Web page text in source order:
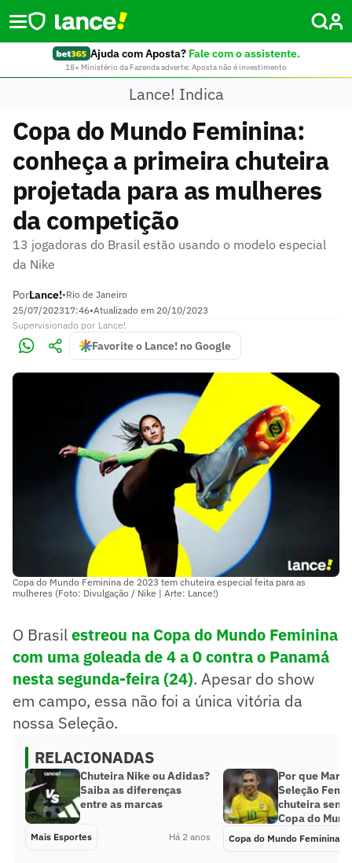
Ajuda com Aposta? Fale com o assistente.
18+ Ministério da Fazenda adverte: Aposta não é investimento
Lance! Indica
Copa do Mundo Feminina:
conheça a primeira chuteira
projetada para as mulheres
da competição
13 jogadoras do Brasil estão usando o modelo especial
da Nike
PorLance!•Rio de Janeiro
25/07/202317:46•Atualizado em 20/10/2023
Supervisionado por Lance!
Favorite o Lance! no Google
Copa do Mundo Feminina de 2023 tem chuteira especial feita para as
mulheres (Foto: Divulgação / Nike | Arte: Lance!)
O Brasilestreou na Copa do Mundo Feminina
com uma goleada de 4 a 0 contra o Panamá
nesta segunda-feira (24). Apesar do show
em campo, essa não foi a única vitória da
nossa Seleção.
RELACIONADAS
Chuteira Nike ou Adidas?
Saiba as diferenças
entre as marcas
Mais Esportes Há 2 anos
Por que
Seleção
chuteira sem
Copa do
Copa do Mundo Feminina